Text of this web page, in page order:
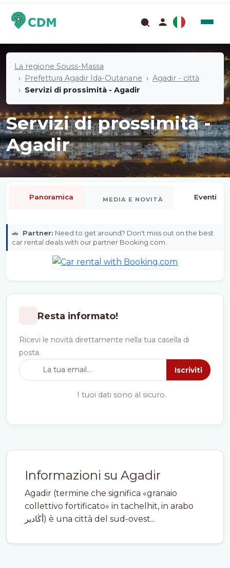
La regione Souss-Massa
Prefettura Agadir Ida-Outanane
Agadir - città
Servizi di prossimità - Agadir
Servizi di prossimità -
Agadir
Informazioni su Agadir
Agadir (termine che significa «granaio
collettivo fortificato» in tachelhit, in arabo
أڭادير) è una città del sud-ovest...
Panoramica MEDIA E NOVITÀ Eventi
🚗 Partner: Need to get around? Don't miss out on the best
car rental deals with our partner Booking.com.
Resta informato!
Ricevi le novità direttamente nella tua casella di
posta.
Iscriviti
I tuoi dati sono al sicuro.